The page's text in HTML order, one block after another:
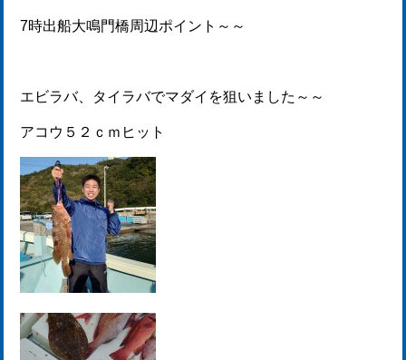
7時出船大鳴門橋周辺ポイント～～
エビラバ、タイラバでマダイを狙いました～～
アコウ５２ｃｍヒット